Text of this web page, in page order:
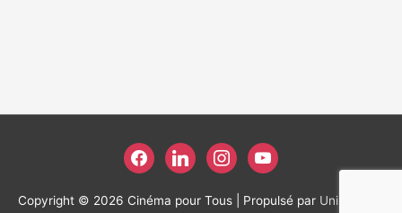
facebooklinkedin instagramyoutube
Copyright © 2026 Cinéma pour Tous | Propulsé par Unikweb